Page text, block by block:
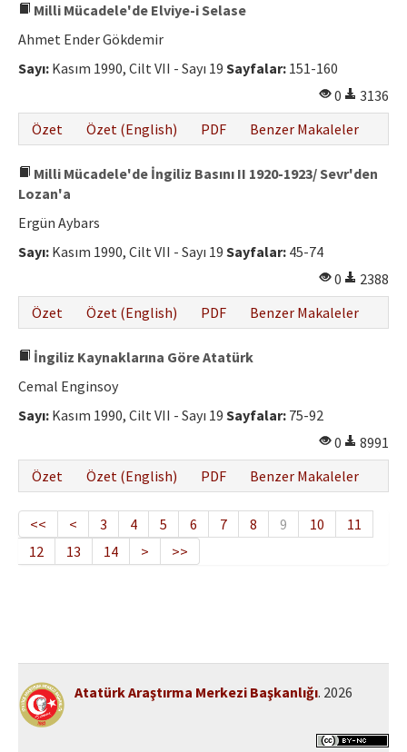
Milli Mücadele'de Elviye-i Selase
Ahmet Ender Gökdemir
Sayı: Kasım 1990, Cilt VII - Sayı 19 Sayfalar: 151-160
0
3136
Özet
Özet (English) PDF Benzer Makaleler
Milli Mücadele'de İngiliz Basını II 1920-1923/ Sevr'den
Lozan'a
Ergün Aybars
Sayı: Kasım 1990, Cilt VII - Sayı 19 Sayfalar: 45-74
0
2388
Özet
Özet (English) PDF Benzer Makaleler
İngiliz Kaynaklarına Göre Atatürk
Cemal Enginsoy
Sayı: Kasım 1990, Cilt VII - Sayı 19 Sayfalar: 75-92
0
8991
Özet
Özet (English) PDF Benzer Makaleler
<< < 3 4 5 6 7 8 9 10
11
12
13 14 > >>
Atatürk Araştırma Merkezi Başkanlığı. 2026